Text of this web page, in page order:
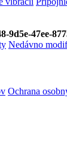
9d5e-47ee-
Nedávno
Ochrana